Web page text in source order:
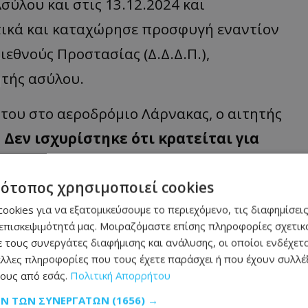
και στις 13.12.2024 και
και καταχώρησε προσφυγή εναντίον
Προστασίας (Δ.Δ.Δ.Π.),
ασύλου.
στο αεροδρόμιο Λάρνακας, ο αιτητής
Δεν ισχυρίστηκε ότι κρατείται για
του ουσιαστικά συνιστά
την απελευθέρωση του.
από τον χώρο όπου βρίσκεται
του επιτραπεί, ενώ οπουδήποτε
Αντιθέτως, οι αρμόδιες
να αναχωρήσει από την
χρησιμοποιεί cookies
για να εξατομικεύσουμε το περιεχόμενο, τις
μας. Μοιραζόμαστε επίσης πληροφορίες
συνεργάτες διαφήμισης και ανάλυσης, οι οποίοι
πληροφορίες που τους έχετε παράσχει ή που έχουν
από εσάς. Πολιτική Απορρήτου
ΤΩΝ ΣΥΝΕΡΓΑΤΏΝ (1656) →